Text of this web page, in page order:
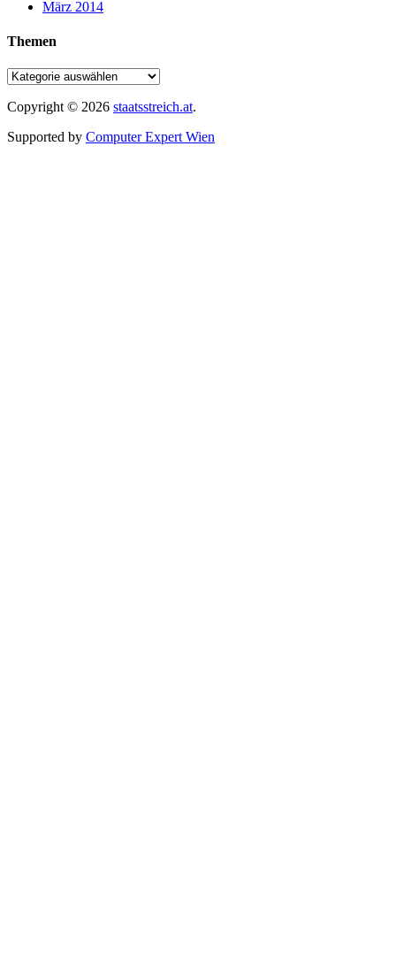
März 2014
Themen
Copyright © 2026 staatsstreich.at.
Supported by Computer Expert Wien